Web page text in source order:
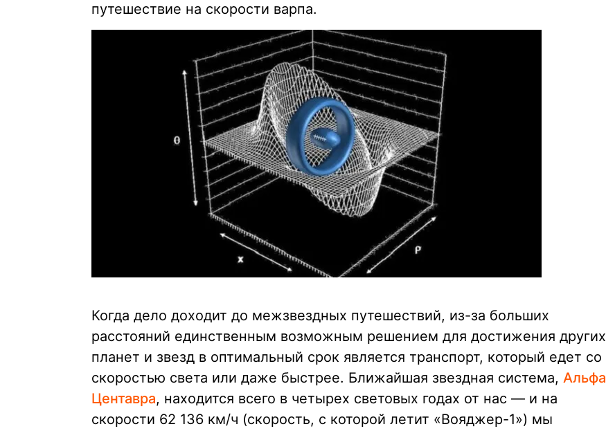
путешествие на скорости варпа.
Когда дело доходит до межзвездных путешествий, из-за больших
расстояний единственным возможным решением для достижения других
планет и звезд в оптимальный срок является транспорт, который едет со
скоростью света или даже быстрее. Ближайшая звездная система, Альфа
Центавра, находится всего в четырех световых годах от нас — и на
скорости 62 136 км/ч (скорость, с которой летит «Вояджер-1») мы